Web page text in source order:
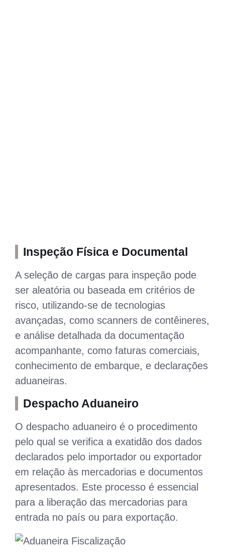
Inspeção Física e Documental
A seleção de cargas para inspeção pode
ser aleatória ou baseada em critérios de
risco, utilizando-se de tecnologias
avançadas, como scanners de contêineres,
e análise detalhada da documentação
acompanhante, como faturas comerciais,
conhecimento de embarque, e declarações
aduaneiras.
Despacho Aduaneiro
O despacho aduaneiro é o procedimento
pelo qual se verifica a exatidão dos dados
declarados pelo importador ou exportador
em relação às mercadorias e documentos
apresentados. Este processo é essencial
para a liberação das mercadorias para
entrada no país ou para exportação.